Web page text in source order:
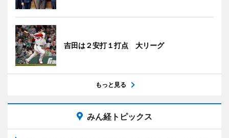
吉田は２安打１打点 大リーグ
もっと見る
みん経トピックス